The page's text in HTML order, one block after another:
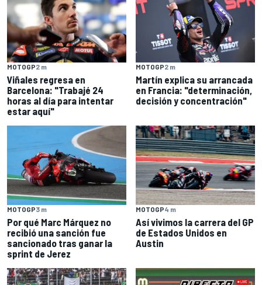
MOTOGP2 m
Viñales regresa en
Barcelona: "Trabajé 24
horas al día para intentar
estar aquí"
MOTOGP2 m
Martín explica su arrancada
en Francia: "determinación,
decisión y concentración"
MOTOGP3 m
Por qué Marc Márquez no
recibió una sanción fue
sancionado tras ganar la
sprint de Jerez
MOTOGP4 m
Así vivimos la carrera del GP
de Estados Unidos en
Austin